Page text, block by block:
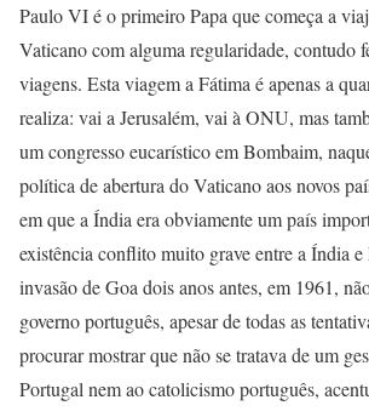
Paulo VI é o primeiro Papa que começa a
Vaticano com alguma regularidade, contudo
viagens. Esta viagem a Fátima é apenas a
realiza: vai a Jerusalém, vai à ONU, mas
um congresso eucarístico em Bombaim,
política de abertura do Vaticano aos novos
em que a Índia era obviamente um país
existência conflito muito grave entre a Índia e
invasão de Goa dois anos antes, em 1961,
governo português, apesar de todas as
procurar mostrar que não se tratava de um
Portugal nem ao catolicismo português,